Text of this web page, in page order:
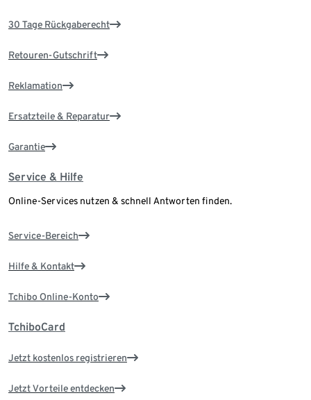
30 Tage Rückgaberecht
Retouren-Gutschrift
Reklamation
Ersatzteile & Reparatur
Garantie
Service & Hilfe
Online-Services nutzen & schnell Antworten finden.
Service-Bereich
Hilfe & Kontakt
Tchibo Online-Konto
TchiboCard
Jetzt kostenlos registrieren
Jetzt Vorteile entdecken